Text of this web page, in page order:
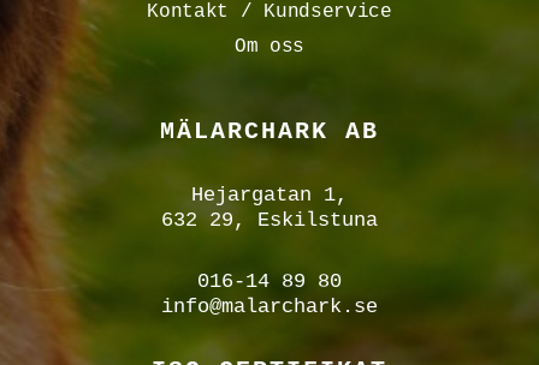
Kontakt / Kundservice
Om oss
MÄLARCHARK AB
Hejargatan 1,
632 29, Eskilstuna
016-14 89 80
info@malarchark.se